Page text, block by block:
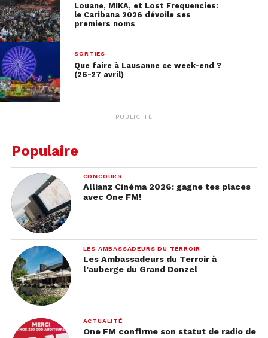
Louane, MIKA, et Lost Frequencies:
le Caribana 2026 dévoile ses
premiers noms
SORTIES
Que faire à Lausanne ce week-end ?
(26-27 avril)
PUBLICITÉ
Populaire
CONCOURS
Allianz Cinéma 2026: gagne tes places
avec One FM!
LES AMBASSADEURS DU TERROIR
Les Ambassadeurs du Terroir à
l’auberge du Grand Donzel
ACTUALITÉ
One FM confirme son statut de radio de